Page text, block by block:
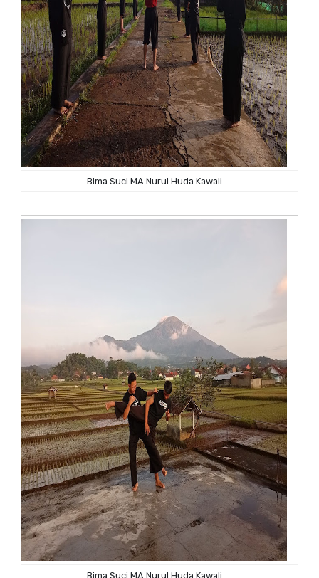
Bima Suci MA Nurul Huda Kawali
Bima Suci MA Nurul Huda Kawali